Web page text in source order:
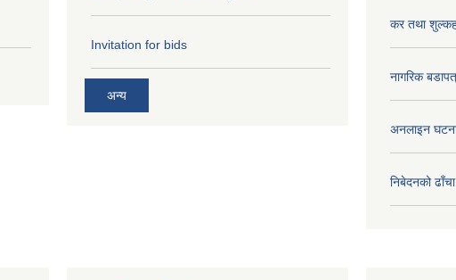
Invitation for bids
अन्य
कर तथा
नागरिक
अनलाइन घटना
निबेदनको ढाँचा